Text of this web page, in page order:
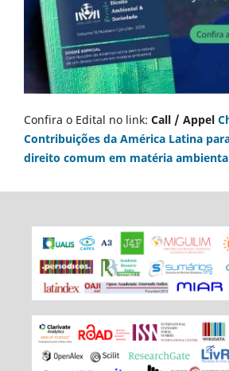
Confira o Edital no link: Call / Appel
Contribuições da América Latina
direito comum em matéria